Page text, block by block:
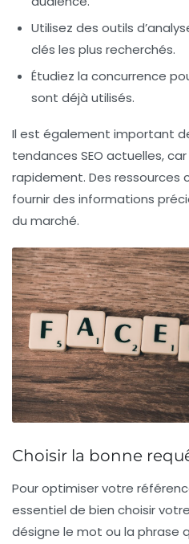
Utilisez des outils
clés les plus recherchés.
Étudiez la concurrence
sont déjà utilisés.
Il est également important
tendances SEO actuelles,
rapidement. Des ressources
fournir des informations
du marché.
Choisir la bonne
Pour optimiser votre
essentiel de bien choisir votre
désigne le mot ou la phrase